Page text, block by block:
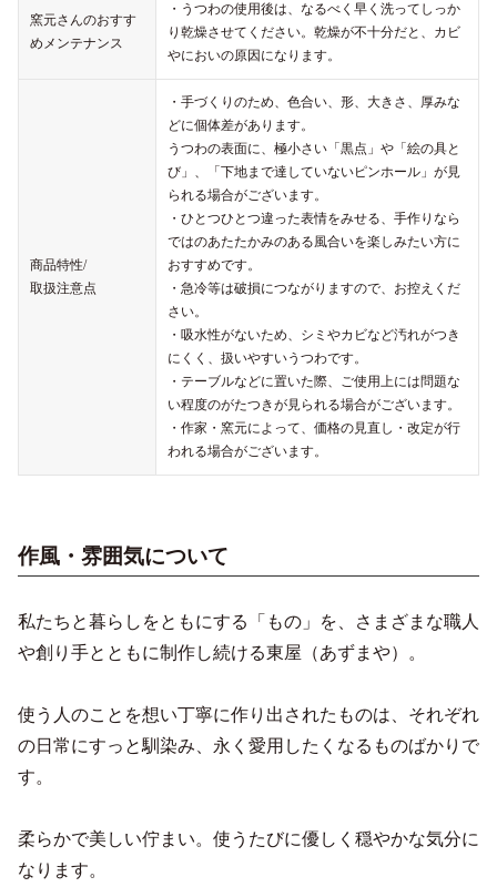
窯元さんのおすす
めメンテナンス
・うつわの使用後は、なるべく早く洗ってしっか
り乾燥させてください。乾燥が不十分だと、カビ
やにおいの原因になります。
商品特性/
取扱注意点
・手づくりのため、色合い、形、大きさ、厚みな
どに個体差があります。
うつわの表面に、極小さい「黒点」や「絵の具と
び」、「下地まで達していないピンホール」が見
られる場合がございます。
・ひとつひとつ違った表情をみせる、手作りなら
ではのあたたかみのある風合いを楽しみたい方に
おすすめです。
・急冷等は破損につながりますので、お控えくだ
さい。
・吸水性がないため、シミやカビなど汚れがつき
にくく、扱いやすいうつわです。
・テーブルなどに置いた際、ご使用上には問題な
い程度のがたつきが見られる場合がございます。
・作家・窯元によって、価格の見直し・改定が行
われる場合がございます。
作風・雰囲気について
私たちと暮らしをともにする「もの」を、さまざまな職人
や創り手とともに制作し続ける東屋（あずまや）。
使う人のことを想い丁寧に作り出されたものは、それぞれ
の日常にすっと馴染み、永く愛用したくなるものばかりで
す。
柔らかで美しい佇まい。使うたびに優しく穏やかな気分に
なります。